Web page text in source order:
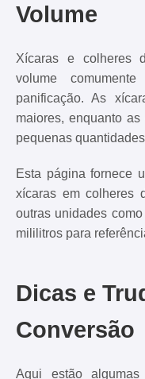
Volume
Xícaras e colheres
volume
panificação. As
maiores, enquanto
pequenas
Esta página fornece
xícaras em colheres
outras unidades
mililitros para
Dicas e
Conversão
Aqui estão